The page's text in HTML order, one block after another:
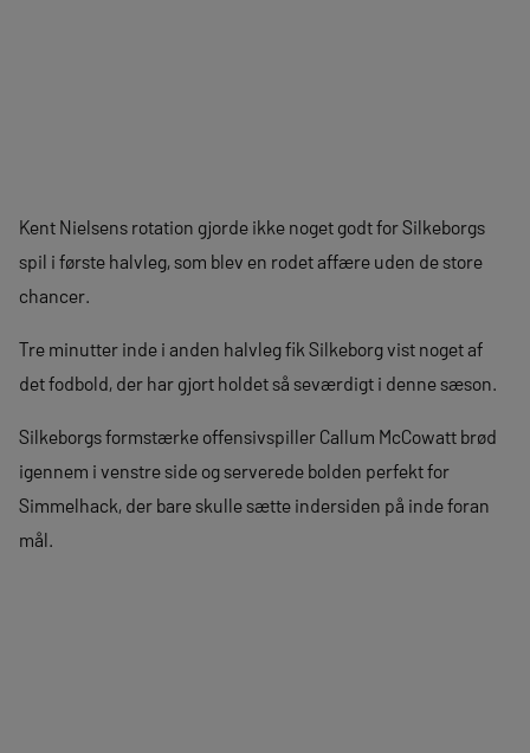
Kent Nielsens rotation gjorde ikke noget godt for Silkeborgs
spil i første halvleg, som blev en rodet affære uden de store
chancer.
Tre minutter inde i anden halvleg fik Silkeborg vist noget af
det fodbold, der har gjort holdet så seværdigt i denne sæson.
Silkeborgs formstærke offensivspiller Callum McCowatt brød
igennem i venstre side og serverede bolden perfekt for
Simmelhack, der bare skulle sætte indersiden på inde foran
mål.